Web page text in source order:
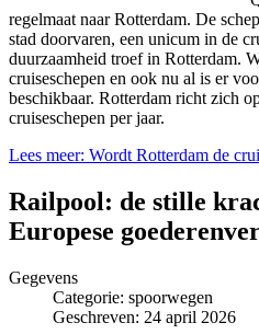
regelmaat naar Rotterdam. De
stad doorvaren, een unicum in de
duurzaamheid troef in Rotterdam.
cruiseschepen en ook nu al is er
beschikbaar. Rotterdam richt zich
cruiseschepen per jaar.
Lees meer: Wordt Rotterdam de
Railpool: de stille
Europese
Gegevens
Categorie: spoorwegen
Geschreven: 24 april 2026